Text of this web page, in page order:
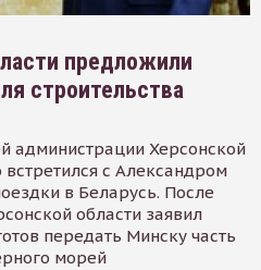
предложили
строительства
администрации Херсонской
с Александром
в Беларусь. После
области заявил
передать Минску часть
морей